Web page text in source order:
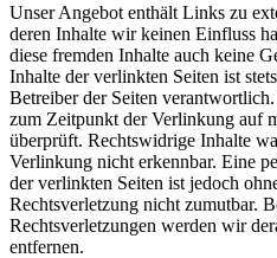
Unser Angebot enthält Links zu
deren Inhalte wir keinen Einfluss
diese fremden Inhalte auch keine
Inhalte der verlinkten Seiten ist
Betreiber der Seiten
zum Zeitpunkt der Verlinkung auf
überprüft. Rechtswidrige Inhalte
Verlinkung nicht erkennbar. Eine
der verlinkten Seiten ist jedoch
Rechtsverletzung nicht zumutbar.
Rechtsverletzungen werden wir
entfernen.